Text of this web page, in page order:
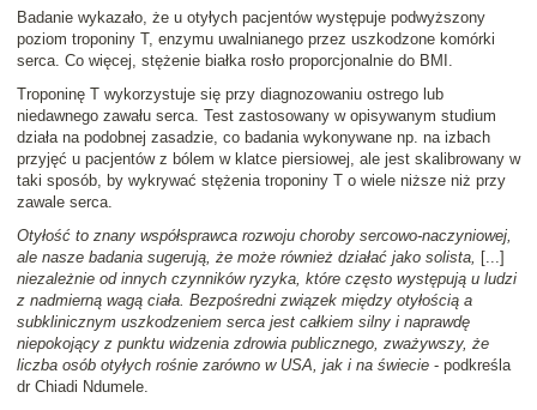
Badanie wykazało, że u otyłych pacjentów występuje podwyższony
poziom troponiny T, enzymu uwalnianego przez uszkodzone komórki
serca. Co więcej, stężenie białka rosło proporcjonalnie do BMI.
Troponinę T wykorzystuje się przy diagnozowaniu ostrego lub
niedawnego zawału serca. Test zastosowany w opisywanym studium
działa na podobnej zasadzie, co badania wykonywane np. na izbach
przyjęć u pacjentów z bólem w klatce piersiowej, ale jest skalibrowany w
taki sposób, by wykrywać stężenia troponiny T o wiele niższe niż przy
zawale serca.
Otyłość to znany współsprawca rozwoju choroby sercowo-naczyniowej,
ale nasze badania sugerują, że może również działać jako solista, [...]
niezależnie od innych czynników ryzyka, które często występują u ludzi
z nadmierną wagą ciała. Bezpośredni związek między otyłością a
subklinicznym uszkodzeniem serca jest całkiem silny i naprawdę
niepokojący z punktu widzenia zdrowia publicznego, zważywszy, że
liczba osób otyłych rośnie zarówno w USA, jak i na świecie - podkreśla
dr Chiadi Ndumele.